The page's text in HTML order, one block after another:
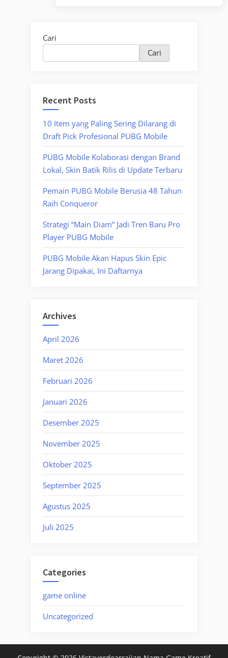
Cari
Cari
Recent Posts
10 Item yang Paling Sering Dilarang di
Draft Pick Profesional PUBG Mobile
PUBG Mobile Kolaborasi dengan Brand
Lokal, Skin Batik Rilis di Update Terbaru
Pemain PUBG Mobile Berusia 48 Tahun
Raih Conqueror
Strategi “Main Diam” Jadi Tren Baru Pro
Player PUBG Mobile
PUBG Mobile Akan Hapus Skin Epic
Jarang Dipakai, Ini Daftarnya
Archives
April 2026
Maret 2026
Februari 2026
Januari 2026
Desember 2025
November 2025
Oktober 2025
September 2025
Agustus 2025
Juli 2025
Categories
game online
Uncategorized